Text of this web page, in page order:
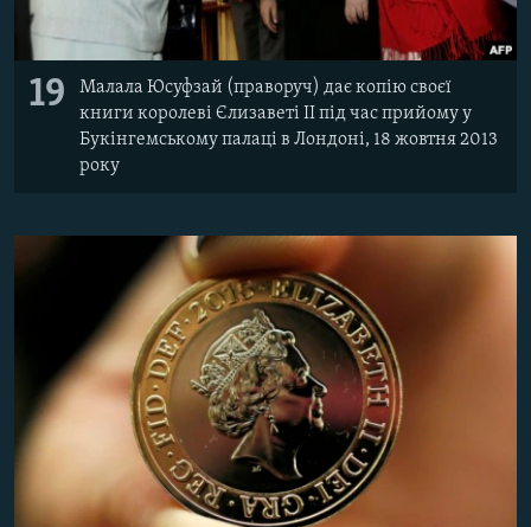
19
Малала Юсуфзай (праворуч) дає копію своєї
книги королеві Єлизаветі II під час прийому у
Букінгемському палаці в Лондоні, 18 жовтня 2013
року